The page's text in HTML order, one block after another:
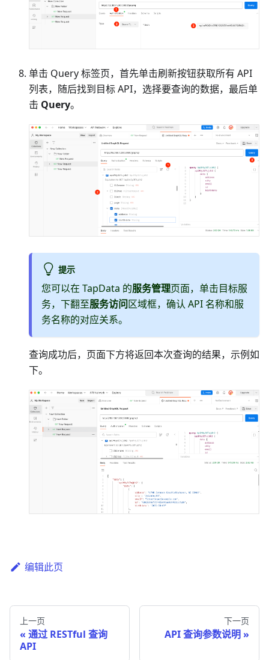
单击 Query 标签页，首先单击刷新按钮获取所有 API
列表，随后找到目标 API，选择要查询的数据，最后单
击 Query。
提示
您可以在 TapData 的服务管理页面，单击目标服
务，下翻至服务访问区域框，确认 API 名称和服
务名称的对应关系。
查询成功后，页面下方将返回本次查询的结果，示例如
下。
编辑此页
上一页
通过 RESTful 查询
API
下一页
API 查询参数说明